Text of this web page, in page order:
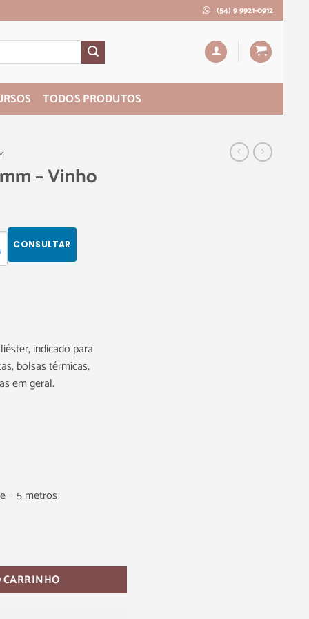
(54) 9 9921-0912
TODOS PRODUTOS
– Vinho
CONSULTAR
indicado para
bolsas térmicas,
em geral.
= 5 metros